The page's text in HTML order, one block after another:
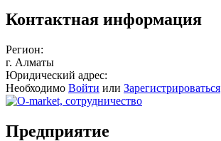
Контактная информация
Регион:
г. Алматы
Юридический адрес:
Необходимо Войти или Зарегистрироваться
Предприятие